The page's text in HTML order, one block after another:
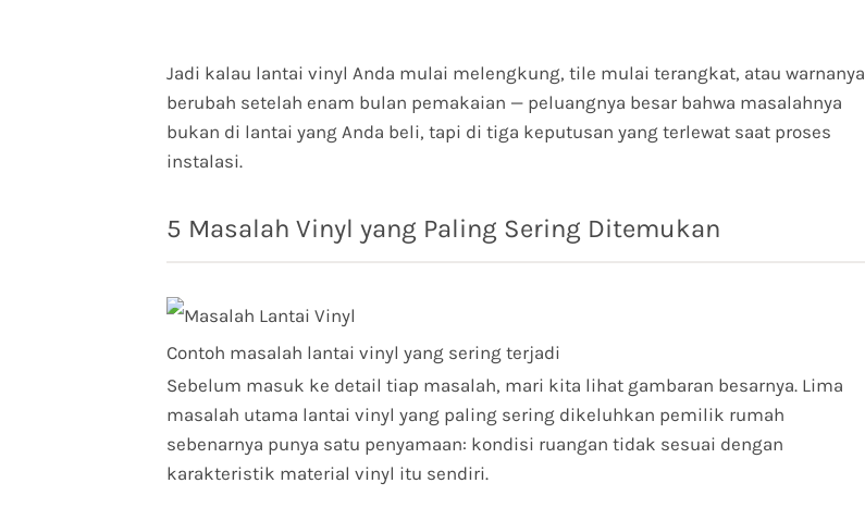
Jadi kalau lantai vinyl Anda mulai melengkung, tile mulai terangkat, atau warnanya
berubah setelah enam bulan pemakaian — peluangnya besar bahwa masalahnya
bukan di lantai yang Anda beli, tapi di tiga keputusan yang terlewat saat proses
instalasi.
5 Masalah Vinyl yang Paling Sering Ditemukan
Contoh masalah lantai vinyl yang sering terjadi
Sebelum masuk ke detail tiap masalah, mari kita lihat gambaran besarnya. Lima
masalah utama lantai vinyl yang paling sering dikeluhkan pemilik rumah
sebenarnya punya satu penyamaan: kondisi ruangan tidak sesuai dengan
karakteristik material vinyl itu sendiri.